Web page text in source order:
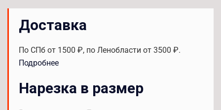
Доставка
По СПб от 1500 ₽, по Ленобласти от 3500 ₽.
Подробнее
Нарезка в размер